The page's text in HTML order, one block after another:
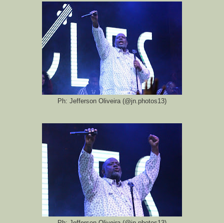
Ph: Jefferson Oliveira (@jn.photos13)